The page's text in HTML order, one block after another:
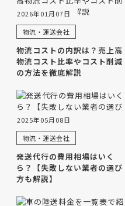
2026年01月07日
物流・運送会社
物流コストの内訳は？売上高
物流コスト比率やコスト削減
の方法を徹底解説
2025年05月08日
物流・運送会社
発送代行の費用相場はいく
ら？【失敗しない業者の選び
方も解説】